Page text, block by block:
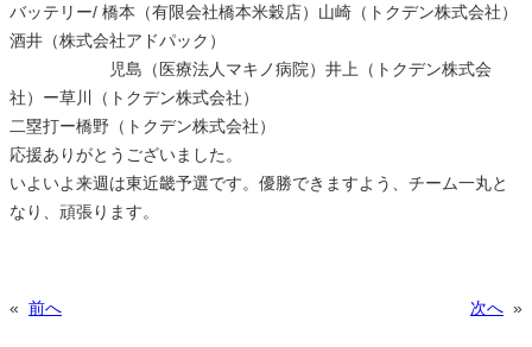
バッテリー/ 橋本（有限会社橋本米穀店）山崎（トクデン株式会社）
酒井（株式会社アドパック）
児島（医療法人マキノ病院）井上（トクデン株式会
社）ー草川（トクデン株式会社）
二塁打ー橋野（トクデン株式会社）
応援ありがとうございました。
いよいよ来週は東近畿予選です。優勝できますよう、チーム一丸と
なり、頑張ります。
« 前へ 次へ »